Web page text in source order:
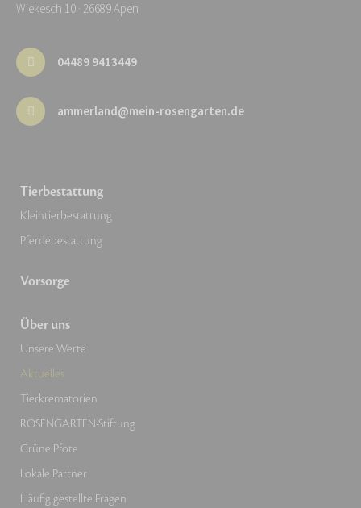
Wiekesch 10 · 26689 Apen
04489 9413449
ammerland@mein-rosengarten.de
Tierbestattung
Kleintierbestattung
Pferdebestattung
Vorsorge
Über uns
Unsere Werte
Aktuelles
Tierkrematorien
ROSENGARTEN-Stiftung
Grüne Pfote
Lokale Partner
Häufig gestellte Fragen